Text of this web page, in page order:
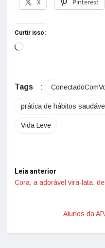
X Pinterest
Curtir isso:
Tags :
prática de hábitos
Vida Leve
Leia anterior
Cora, a adorável vira-lata,
Alunos da